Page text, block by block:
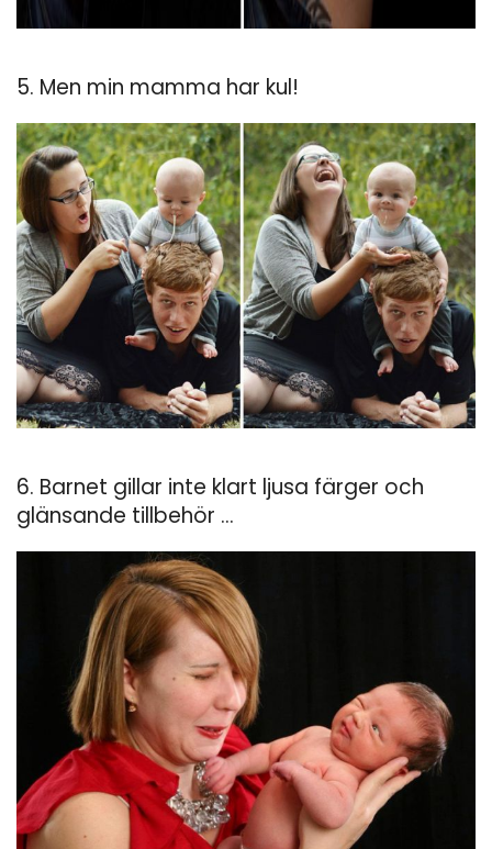
5. Men min mamma har kul!
6. Barnet gillar inte klart ljusa färger och
glänsande tillbehör ...